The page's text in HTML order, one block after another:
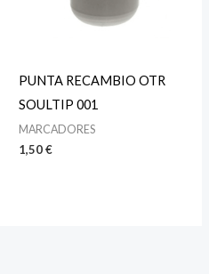
PUNTA RECAMBIO OTR
SOULTIP 001
MARCADORES
1,50€